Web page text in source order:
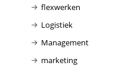
flexwerken
Logistiek
Management
marketing